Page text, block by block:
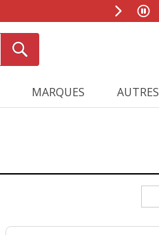
MARQUES AUTRES